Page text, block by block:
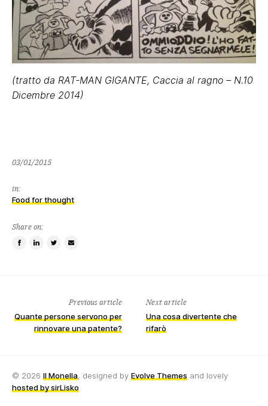
(tratto da RAT-MAN GIGANTE, Caccia al ragno – N.10
Dicembre 2014)
03/01/201503/01/2015
in:
Food for thought
Share on:
ShareShareTweetEmail
Previous article
Quante persone servono per
rinnovare una patente?
Next article
Una cosa divertente che
rifarò
© 2026 Il Monella, designed by Evolve Themes and lovely
hosted by sirLisko